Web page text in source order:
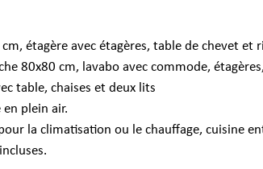
étagère avec étagères, table de chevet
80x80 cm, lavabo avec commode,
table, chaises et deux lits
plein air.
la climatisation ou le chauffage, cuisine